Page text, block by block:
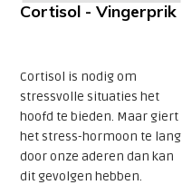
Cortisol - Vingerprik
Cortisol is nodig om
stressvolle situaties het
hoofd te bieden. Maar giert
het stress-hormoon te lang
door onze aderen dan kan
dit gevolgen hebben.